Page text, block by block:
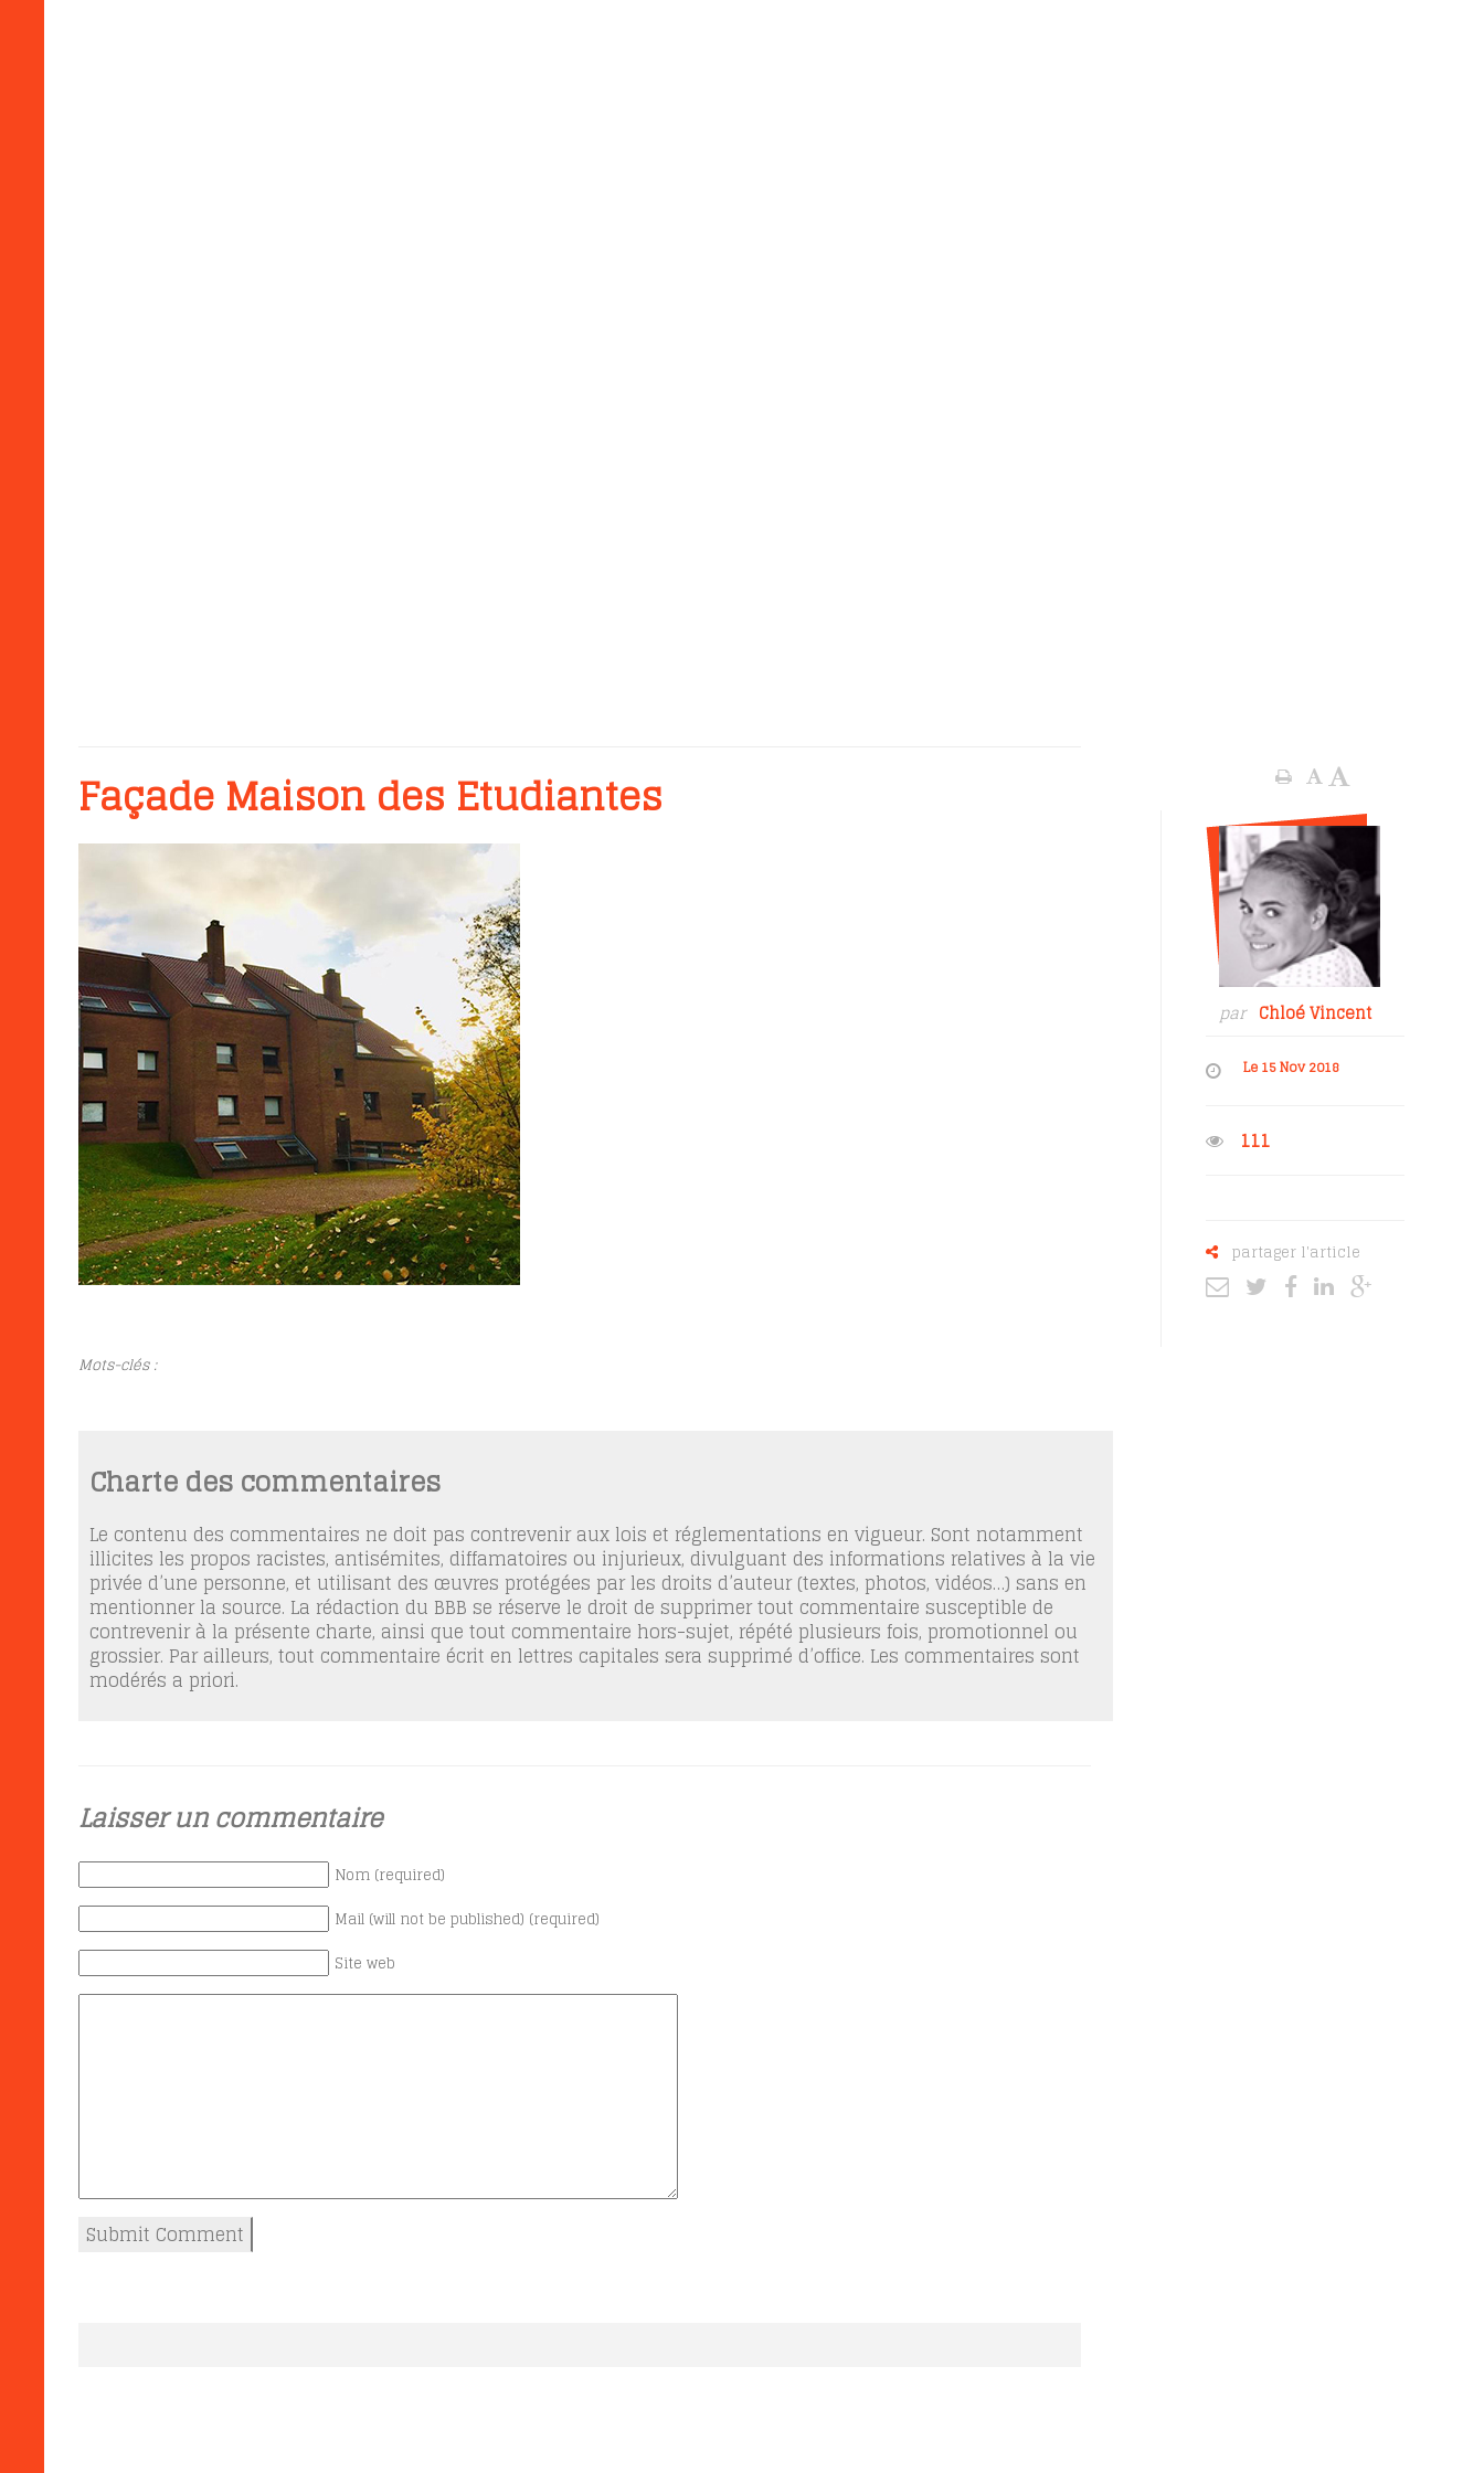
Façade Maison des Etudiantes
Mots-clés :
Charte des commentaires
Le contenu des commentaires ne doit pas contrevenir aux lois et réglementations en vigueur. Sont notamment
illicites les propos racistes, antisémites, diffamatoires ou injurieux, divulguant des informations relatives à la vie
privée d’une personne, et utilisant des œuvres protégées par les droits d’auteur (textes, photos, vidéos…) sans en
mentionner la source. La rédaction du BBB se réserve le droit de supprimer tout commentaire susceptible de
contrevenir à la présente charte, ainsi que tout commentaire hors-sujet, répété plusieurs fois, promotionnel ou
grossier. Par ailleurs, tout commentaire écrit en lettres capitales sera supprimé d’office. Les commentaires sont
modérés a priori.
Laisser un commentaire
Nom (required)
Mail (will not be published) (required)
Site web
par Chloé Vincent
Le 15 Nov 2018
111
partager l'article